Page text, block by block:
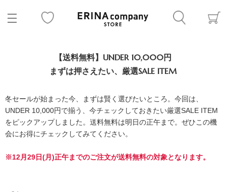
【送料無料】UNDER 10,000円
まずは押さえたい、厳選SALE ITEM
冬セールが始まった今、まずは賢く選びたいところ。今回は、
UNDER 10,000円で揃う、今チェックしておきたい厳選SALE ITEM
をピックアップしました。送料無料は明日の正午まで。ぜひこの機
会にお得にチェックしてみてください。
※12月29日(月)正午までのご注文が送料無料の対象となります。